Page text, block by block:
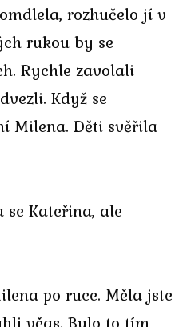
rozhučelo jí v
rukou by se
Rychle zavolali
Když se
Milena. Děti svěřila
se Kateřina, ale
po ruce. Měla jste